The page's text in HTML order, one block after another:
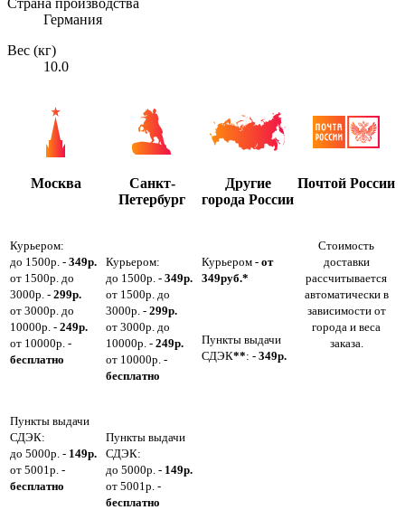
Германия
Вес (кг)
10.0
Москва
Курьером:
до 1500р. - 349р.
от 1500р. до
3000р. - 299р.
от 3000р. до
10000р. - 249р.
от 10000р. -
бесплатно
Пункты выдачи
СДЭК:
до 5000р. - 149р.
от 5001р. -
бесплатно
Санкт-
Петербург
Курьером:
до 1500р. - 349р.
от 1500р. до
3000р. - 299р.
от 3000р. до
10000р. - 249р.
от 10000р. -
бесплатно
Пункты выдачи
СДЭК:
до 5000р. - 149р.
от 5001р. -
бесплатно
Другие
города России
Курьером - от
349руб.*
Пункты выдачи
СДЭК**: - 349р.
Почтой России
Стоимость
доставки
рассчитывается
автоматически в
зависимости от
города и веса
заказа.